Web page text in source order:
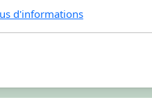
Contact
d'informations